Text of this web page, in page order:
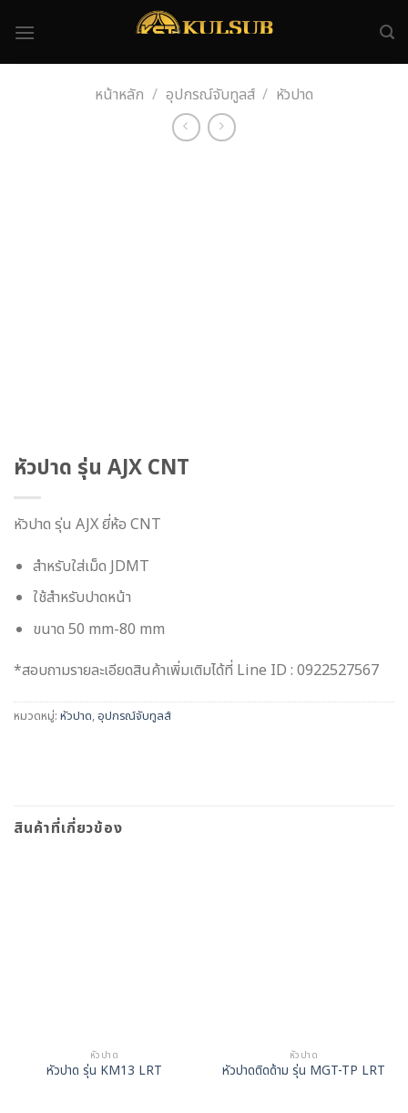
หน้าหลัก / อุปกรณ์จับทูลส์ / หัวปาด
หัวปาด รุ่น AJX CNT
หัวปาด รุ่น AJX ยี่ห้อ CNT
สำหรับใส่เม็ด JDMT
ใช้สำหรับปาดหน้า
ขนาด 50 mm-80 mm
*สอบถามรายละเอียดสินค้าเพิ่มเติมได้ที่ Line ID : 0922527567
หมวดหมู่: หัวปาด,อุปกรณ์จับทูลส์
สินค้าที่เกี่ยวข้อง
หัวปาด
หัวปาด รุ่น KM13 LRT
หัวปาด
หัวปาดติดด้าม รุ่น MGT-TP LRT